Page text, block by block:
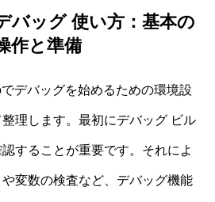
バッグ 使い方：基本の
作と準備
デバッグを始めるための環境設
理します。最初にデバッグ ビル
することが重要です。それによ
変数の検査など、デバッグ機能